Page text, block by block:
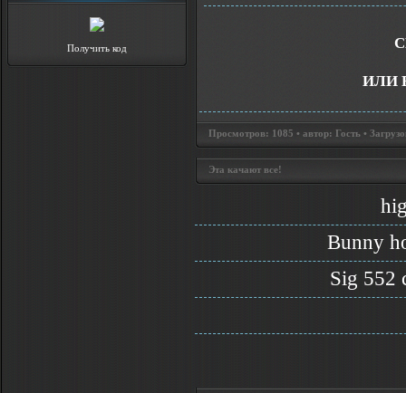
Получить код
ИЛИ
Просмотров: 1085 • автор: Гость •
Эта качают все!
Bunny
Sig 552